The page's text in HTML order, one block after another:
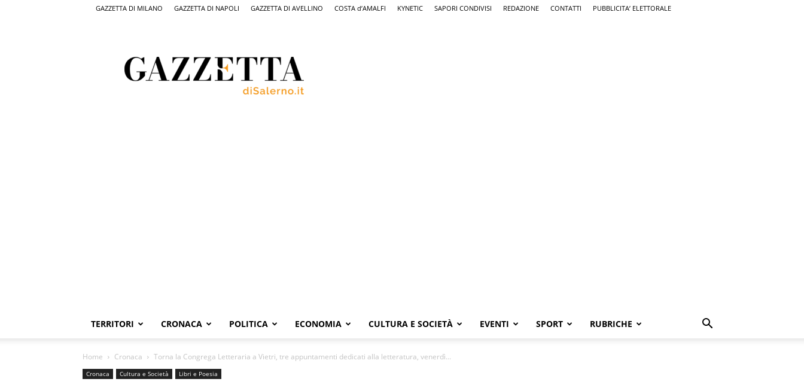
GAZZETTA DI MILANO GAZZETTA DI NAPOLI GAZZETTA DI AVELLINO COSTA d’AMALFI KYNETIC SAPORI CONDIVISI REDAZIONE CONTATTI PUBBLICITA’ ELETTORALE
Salerno,
il
quotidiano
TERRITORI CRONACA POLITICA ECONOMIA CULTURA E SOCIETÀ EVENTI SPORT RUBRICHE
Home Cronaca Torna la Congrega Letteraria a Vietri, tre appuntamenti dedicati alla letteratura, venerdì...
Cronaca Cultura e Società Libri e Poesia